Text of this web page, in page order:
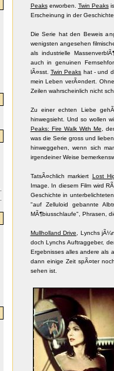
Peakserworben. Twin Peaks
Erscheinung in der
Die Serie hat den Beweis
wenigsten angesehen
als industrielle
auch in genuinen
lÃ¤sst. Twin Peaks hat - und
mein Leben verÃ¤ndert. Ohne
Zeilen wahrscheinlich nicht
Zu einer echten Liebe
hinwegsieht. Und so wollen
Peaks: Fire Walk With Me ,
was die Serie gross und
hinweggehen, wenn sich
irgendeiner Weise
TatsÃ¤chlich markiert Lost
Image. In diesem Film wird
Geschichte in
"auf Zelluloid gebannte
MÃ¶biusschlaufe", Phrasen,
Mullholland Drive , Lynchs
doch Lynchs Auftraggeber,
Ergebnisses alles andere als
dann einige Zeit spÃ¤ter
sehen ist.